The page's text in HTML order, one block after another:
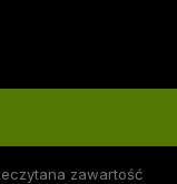
zawartość